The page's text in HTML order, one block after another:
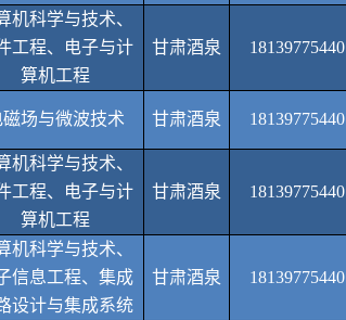
机科学与技术、
工程、电子与计
算机工程
甘肃酒泉 18139775440
磁场与微波技术 甘肃酒泉 18139775440
机科学与技术、
工程、电子与计
算机工程
甘肃酒泉 18139775440
机科学与技术、
信息工程、集成
设计与集成系统
甘肃酒泉 18139775440